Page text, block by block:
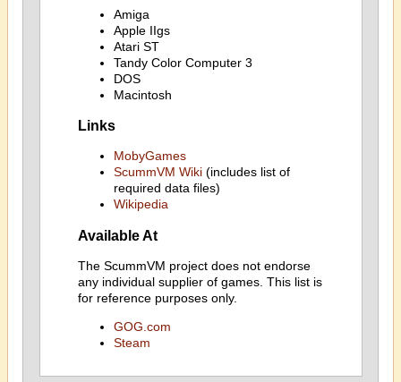
Amiga
Apple IIgs
Atari ST
Tandy Color Computer 3
DOS
Macintosh
Links
MobyGames
ScummVM Wiki(includes list of
required data files)
Wikipedia
Available At
The ScummVM project does not endorse
any individual supplier of games. This list is
for reference purposes only.
GOG.com
Steam